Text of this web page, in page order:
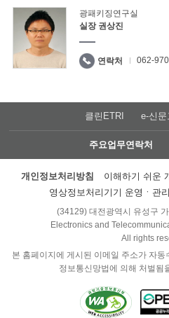
광패키징연구실
실장 권상진
연락처 062-
클린ETRI e-신문
주요업무연락처
개인정보처리방침 이해하기 쉬운
영상정보처리기기 운영ㆍ관
(34129) 대전광역시 유성구
Electronics and
All rights
본 홈페이지에 게시된 이메일 주소가 자동
정보통신망법에 의해 처벌됨